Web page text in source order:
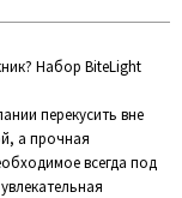
Набор BiteLight
перекусить вне
а прочная
всегда под